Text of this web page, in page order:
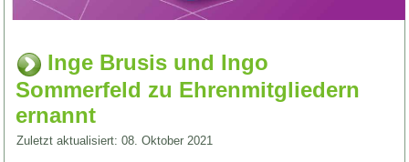
Inge Brusis und Ingo
Sommerfeld zu Ehrenmitgliedern
ernannt
Zuletzt aktualisiert: 08. Oktober 2021